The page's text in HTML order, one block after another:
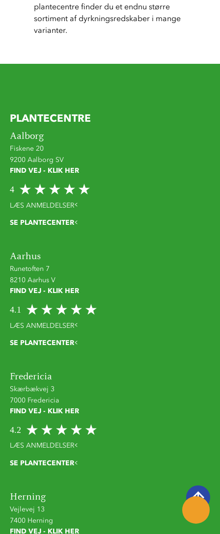
plantecentre finder du et endnu større
sortiment af dyrkningsredskaber i mange
varianter.
PLANTECENTRE
Aalborg
Fiskene 20
9200 Aalborg SV
FIND VEJ - KLIK HER
4
LÆS ANMELDELSER
SE PLANTECENTER
Aarhus
Runetoften 7
8210 Aarhus V
FIND VEJ - KLIK HER
4.1
LÆS ANMELDELSER
SE PLANTECENTER
Fredericia
Skærbækvej 3
7000 Fredericia
FIND VEJ - KLIK HER
4.2
LÆS ANMELDELSER
SE PLANTECENTER
Herning
Vejlevej 13
7400 Herning
FIND VEJ - KLIK HER